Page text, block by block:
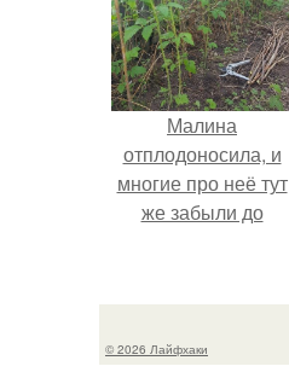
Малина
отплодоносила, и
многие про неё тут
же забыли до
© 2026 Лайфхаки